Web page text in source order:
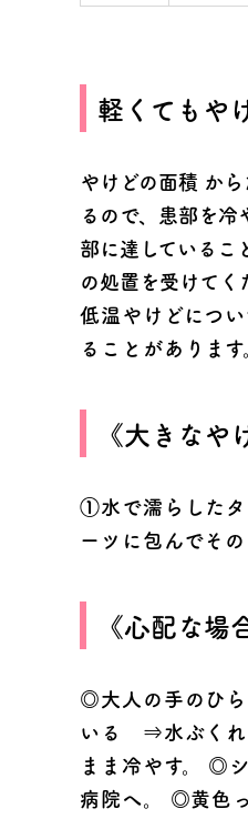
軽くてもや
やけどの面積 か
るので、患部を冷
部に達しているこ
の処置を受けてく
低温やけどについ
ることがあります
《大きなや
①水で濡らしたタ
ーツに包んでそ
《心配な場
◎大人の手のひ
いる ⇒水ぶくれ
まま冷やす。 ◎
病院へ。 ◎黄色